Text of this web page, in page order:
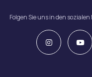
Folgen Sie uns in den